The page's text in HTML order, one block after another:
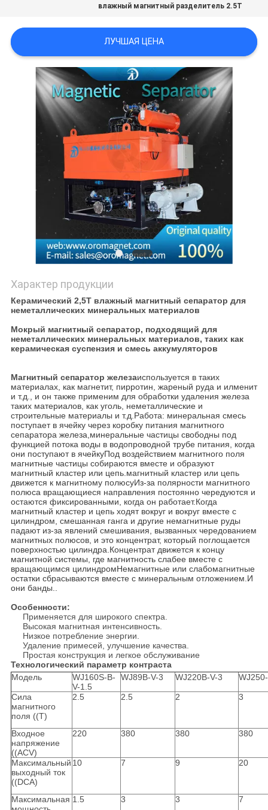
POLICY
влажный магнитный разделитель 2.5T
ЛУЧШАЯ ЦЕНА
Характер продукции
Керамический 2,5Т влажный магнитный сепаратор для
неметаллических минеральных материалов
Мокрый магнитный сепаратор, подходящий для
неметаллических минеральных материалов, таких как
керамическая суспензия и смесь аккумуляторов
Магнитный сепаратор железаиспользуется в таких
материалах, как магнетит, пирротин, жареный руда и илменит
и т.д., и он также применим для обработки удаления железа
таких материалов, как уголь, неметаллические и
строительные материалы и т.д.Работа: минеральная смесь
поступает в ячейку через коробку питания магнитного
сепаратора железа,минеральные частицы свободны под
функцией потока воды в водопроводной трубе питания, когда
они поступают в ячейкуПод воздействием магнитного поля
магнитные частицы собираются вместе и образуют
магнитный кластер или цепь.магнитный кластер или цепь
движется к магнитному полюсуИз-за полярности магнитного
полюса вращающиеся направления постоянно чередуются и
остаются фиксированными, когда он работает.Когда
магнитный кластер и цепь ходят вокруг и вокруг вместе с
цилиндром, смешанная ганга и другие немагнитные руды
падают из-за явлений смешивания, вызванных чередованием
магнитных полюсов, и это концентрат, который поглощается
поверхностью цилиндра.Концентрат движется к концу
магнитной системы, где магнитность слабее вместе с
вращающимся цилиндромНемагнитные или слабомагнитные
остатки сбрасываются вместе с минеральным отложением.И
они банды..
Особенности:
Применяется для широкого спектра.
Высокая магнитная интенсивность.
Низкое потребление энергии.
Удаление примесей, улучшение качества.
Простая конструкция и легкое обслуживание
Технологический параметр контраста
Модель
WJ160S-B-
V-1.5
WJ89B-V-3 WJ220B-V-3
Сила
магнитного
поля ((T)
2.5 2.5 2 3
Входное
напряжение
((ACV)
220 380 380 380
Максимальный
выходный ток
((DCA)
10 7 9 20
Максимальная 1.5 3 3 7